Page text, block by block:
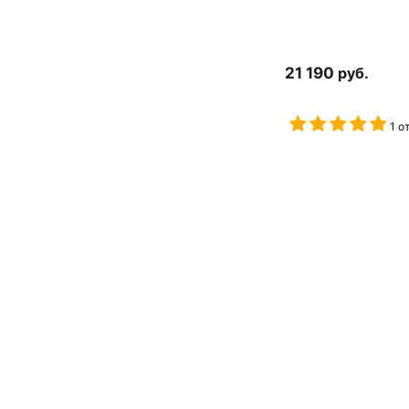
21 190 руб.
1